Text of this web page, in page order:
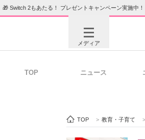
🎁 Switch 2もあたる！ プレゼントキャンペーン実施中！
メディア
TOP ニュース
TOP > 教育・子育て >